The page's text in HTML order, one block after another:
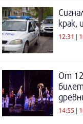
крак,
12:31 |
От 12
14:55 |